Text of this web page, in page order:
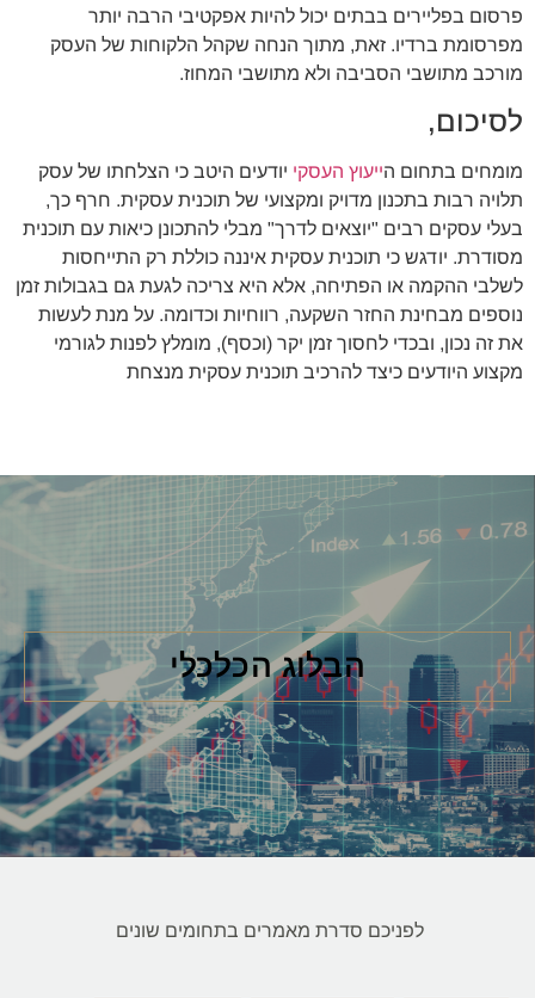
פרסום בפליירים בבתים יכול להיות אפקטיבי הרבה יותר
מפרסומת ברדיו. זאת, מתוך הנחה שקהל הלקוחות של העסק
מורכב מתושבי הסביבה ולא מתושבי המחוז.
לסיכום,
מומחים בתחום הייעוץ העסקי יודעים היטב כי הצלחתו של עסק
תלויה רבות בתכנון מדויק ומקצועי של תוכנית עסקית. חרף כך,
בעלי עסקים רבים "יוצאים לדרך" מבלי להתכונן כיאות עם תוכנית
מסודרת. יודגש כי תוכנית עסקית איננה כוללת רק התייחסות
לשלבי ההקמה או הפתיחה, אלא היא צריכה לגעת גם בגבולות זמן
נוספים מבחינת החזר השקעה, רווחיות וכדומה. על מנת לעשות
את זה נכון, ובכדי לחסוך זמן יקר (וכסף), מומלץ לפנות לגורמי
מקצוע היודעים כיצד להרכיב תוכנית עסקית מנצחת
הבלוג הכלכלי
לפניכם סדרת מאמרים בתחומים שונים